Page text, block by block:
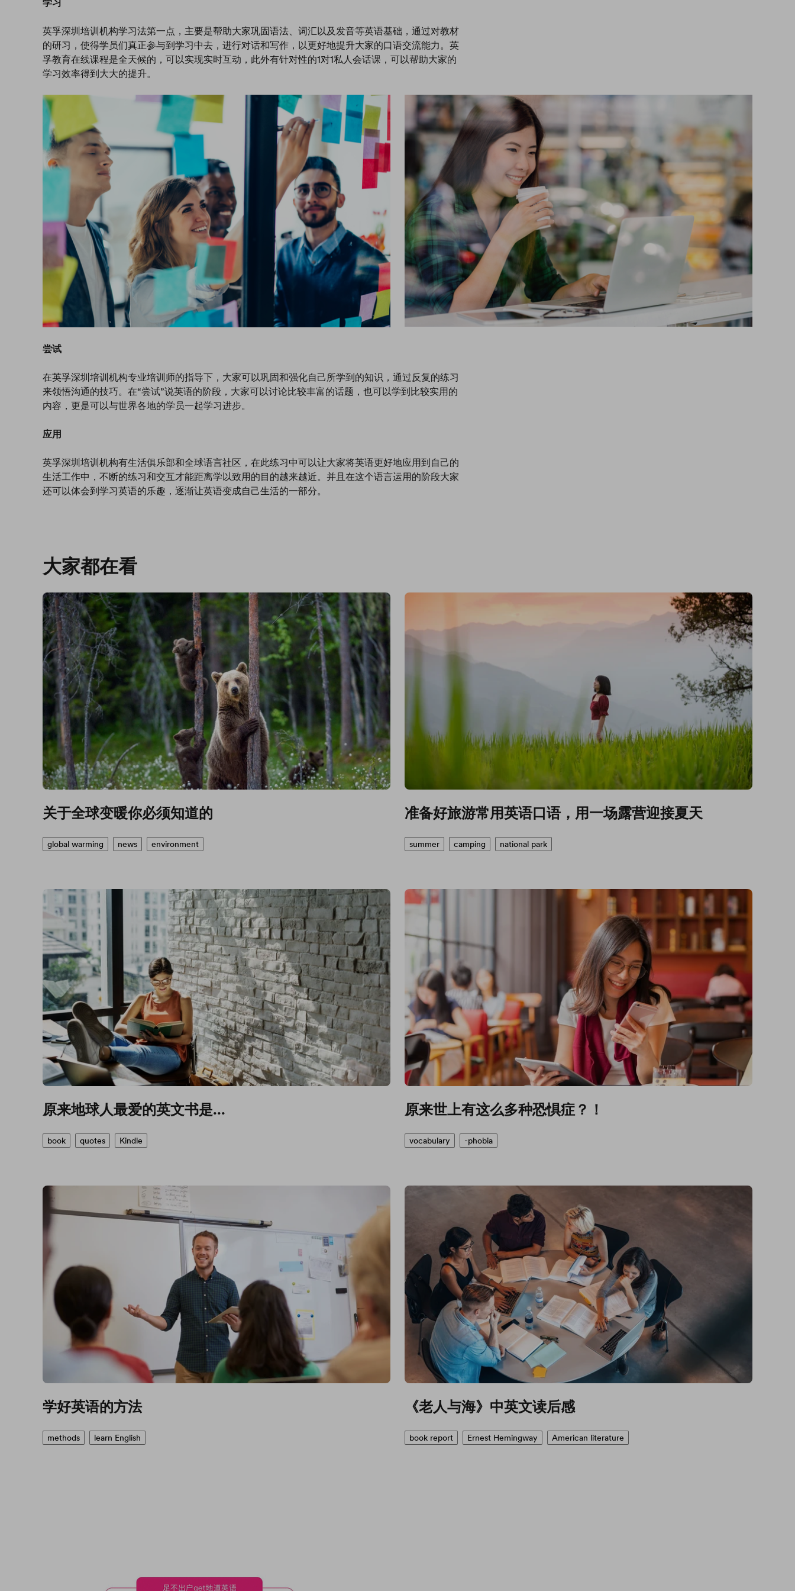
英孚深圳培训机构学习法第一点，主要是帮助大家巩固语法、词汇以及发音等英语基础，通过对教材
的研习，使得学员们真正参与到学习中去，进行对话和写作，以更好地提升大家的口语交流能力。英
孚教育在线课程是全天候的，可以实现实时互动，此外有针对性的1对1私人会话课，可以帮助大家的
学习效率得到大大的提升。
尝试
在英孚深圳培训机构专业培训师的指导下，大家可以巩固和强化自己所学到的知识，通过反复的练习
来领悟沟通的技巧。在“尝试”说英语的阶段，大家可以讨论比较丰富的话题，也可以学到比较实用的
内容，更是可以与世界各地的学员一起学习进步。
应用
英孚深圳培训机构有生活俱乐部和全球语言社区，在此练习中可以让大家将英语更好地应用到自己的
生活工作中，不断的练习和交互才能距离学以致用的目的越来越近。并且在这个语言运用的阶段大家
还可以体会到学习英语的乐趣，逐渐让英语变成自己生活的一部分。
大家都在看
关于全球变暖你必须知道的
global warming news environment
准备好旅游常用英语口语，用一场露营迎接夏天
summer camping national park
原来地球人最爱的英文书是...
book quotes Kindle
原来世上有这么多种恐惧症？！
vocabulary -phobia
学好英语的方法
methods learn English
《老人与海》中英文读后感
book report Ernest Hemingway American literature